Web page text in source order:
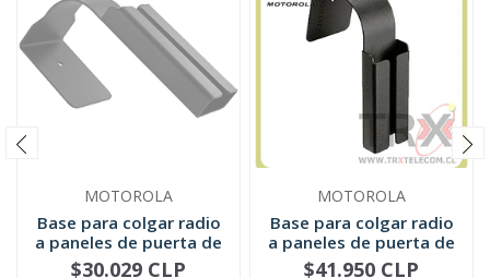
MOTOROLA
Base para colgar radio
a paneles de puerta de
6...
NO DISPONIBLE
$30.029 CLP
MOTOROLA
Base para colgar radio
a paneles de puerta de
6...
$41.950 CLP